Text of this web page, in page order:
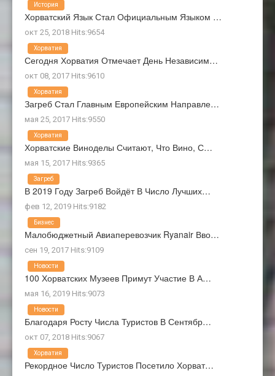
Хорватский Язык Стал Официальным Языком …
окт 25, 2018 Hits:9654
История
Сегодня Хорватия Отмечает День Независим…
окт 08, 2017 Hits:9610
Хорватия
Загреб Стал Главным Европейским Направле…
мая 25, 2017 Hits:9550
Хорватия
Хорватские Виноделы Считают, Что Вино, С…
мая 15, 2017 Hits:9365
Хорватия
В 2019 Году Загреб Войдёт В Число Лучших…
фев 12, 2019 Hits:9182
Загреб
Малобюджетный Авиаперевозчик Ryanair Вво…
сен 19, 2017 Hits:9109
Бизнес
100 Хорватских Музеев Примут Участие В А…
мая 16, 2019 Hits:9073
Новости
Благодаря Росту Числа Туристов В Сентябр…
окт 07, 2018 Hits:9067
Новости
Рекордное Число Туристов Посетило Хорват…
Хорватия